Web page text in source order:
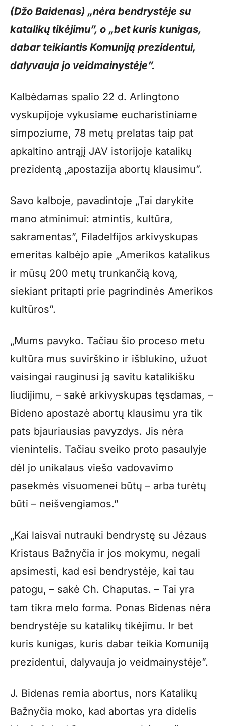
(Džo Baidenas) „nėra bendrystėje su
katalikų tikėjimu”, o „bet kuris kunigas,
dabar teikiantis Komuniją prezidentui,
dalyvauja jo veidmainystėje”.
Kalbėdamas spalio 22 d. Arlingtono
vyskupijoje vykusiame eucharistiniame
simpoziume, 78 metų prelatas taip pat
apkaltino antrąjį JAV istorijoje katalikų
prezidentą „apostazija abortų klausimu”.
Savo kalboje, pavadintoje „Tai darykite
mano atminimui: atmintis, kultūra,
sakramentas”, Filadelfijos arkivyskupas
emeritas kalbėjo apie „Amerikos katalikus
ir mūsų 200 metų trunkančią kovą,
siekiant pritapti prie pagrindinės Amerikos
kultūros”.
„Mums pavyko. Tačiau šio proceso metu
kultūra mus suvirškino ir išblukino, užuot
vaisingai rauginusi ją savitu katalikišku
liudijimu, – sakė arkivyskupas tęsdamas, –
Bideno apostazė abortų klausimu yra tik
pats bjauriausias pavyzdys. Jis nėra
vienintelis. Tačiau sveiko proto pasaulyje
dėl jo unikalaus viešo vadovavimo
pasekmės visuomenei būtų – arba turėtų
būti – neišvengiamos.”
„Kai laisvai nutrauki bendrystę su Jėzaus
Kristaus Bažnyčia ir jos mokymu, negali
apsimesti, kad esi bendrystėje, kai tau
patogu, – sakė Ch. Chaputas. – Tai yra
tam tikra melo forma. Ponas Bidenas nėra
bendrystėje su katalikų tikėjimu. Ir bet
kuris kunigas, kuris dabar teikia Komuniją
prezidentui, dalyvauja jo veidmainystėje”.
J. Bidenas remia abortus, nors Katalikų
Bažnyčia moko, kad abortas yra didelis